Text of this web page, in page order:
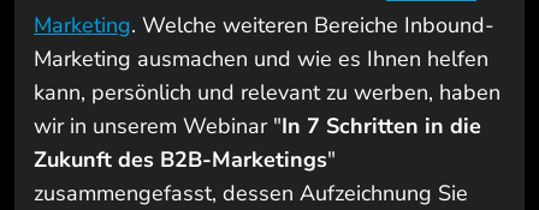
Marketing. Welche weiteren Bereiche Inbound-
Marketing ausmachen und wie es Ihnen helfen
kann, persönlich und relevant zu werben, haben
wir in unserem Webinar "In 7 Schritten in die
Zukunft des B2B-Marketings"
zusammengefasst, dessen Aufzeichnung Sie